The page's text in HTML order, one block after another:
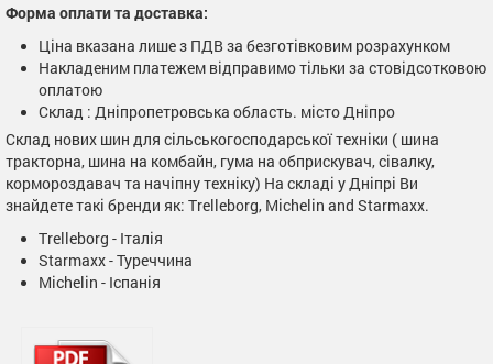
Форма оплати та доставка:
Ціна вказана лише з ПДВ за безготівковим розрахунком
Накладеним платежем відправимо тільки за стовідсотковою
оплатою
Склад : Дніпропетровська область. місто Дніпро
Склад нових шин для сільськогосподарської техніки ( шина
тракторна, шина на комбайн, гума на обприскувач, сівалку,
кормороздавач та начіпну техніку) На складі у Дніпрі Ви
знайдете такі бренди як: Trelleborg, Michelin and Starmaxx.
Trelleborg - Італія
Starmaxx - Туреччина
Michelin - Іспанія